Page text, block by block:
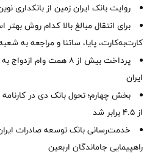
روایت بانک ایران زمین از بانکداری
برای انتقال مبالغ بالا کدام روش
کارت‌به‌کارت، پایا، ساتنا و مراجعه به
پرداخت بیش از ۸ همت
ایران
بخش چهارم؛ تحول بانک دی در
از ۴.۵ برابر شد
خدمت‌رسانی بانک توسعه صادرات
راهپیمایی جاماندگان اربعین